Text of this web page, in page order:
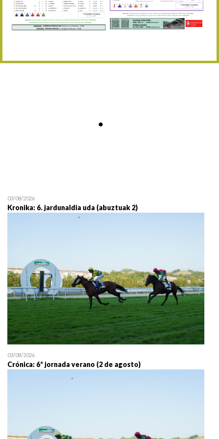
Abuztaren 12a / 12 de
15/08 17:05 Abuztuaren 15a / 15 de
30/08 17:30 Abuztuaren 30a / 30 de
19/07 11:30
03/08/2026
Kronika: 6. jardunaldia uda (abuztuak 2)
03/08/2026
Crónica: 6ª jornada verano (2 de agosto)